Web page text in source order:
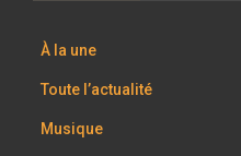
À la une
Toute l’actualité
Musique